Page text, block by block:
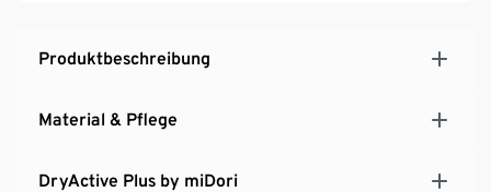
bei voller Bewegungsfreiheit
Produktbeschreibung
Material & Pflege
DryActive Plus by miDori